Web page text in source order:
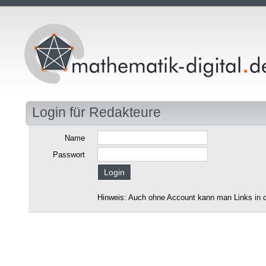
Login für Redakteure
Name
Passwort
Hinweis: Auch ohne Account kann man Links in